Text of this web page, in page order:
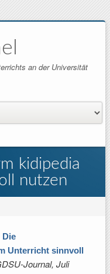
an der Universität
kidipedia
nutzen
Die
Unterricht sinnvoll
Journal, Juli